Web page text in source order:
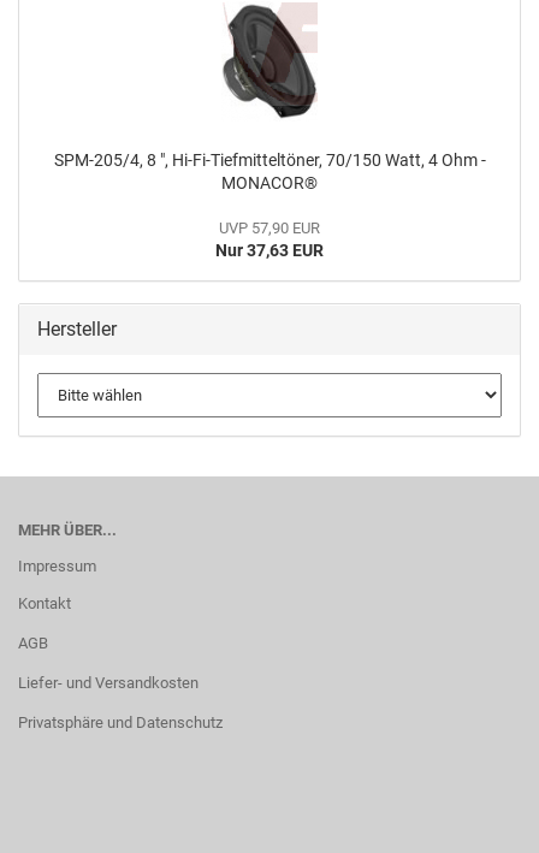
SPM-205/4, 8 ", Hi-Fi-Tiefmitteltöner, 70/150 Watt, 4 Ohm -
MONACOR®
UVP 57,90 EUR
Nur 37,63 EUR
Hersteller
MEHR ÜBER...
Impressum
Kontakt
AGB
Liefer- und Versandkosten
Privatsphäre und Datenschutz